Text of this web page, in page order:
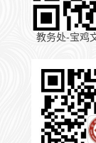
教务处-宝鸡